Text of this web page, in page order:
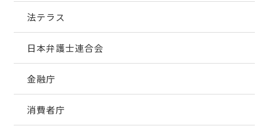
法テラス
日本弁護士連合会
金融庁
消費者庁